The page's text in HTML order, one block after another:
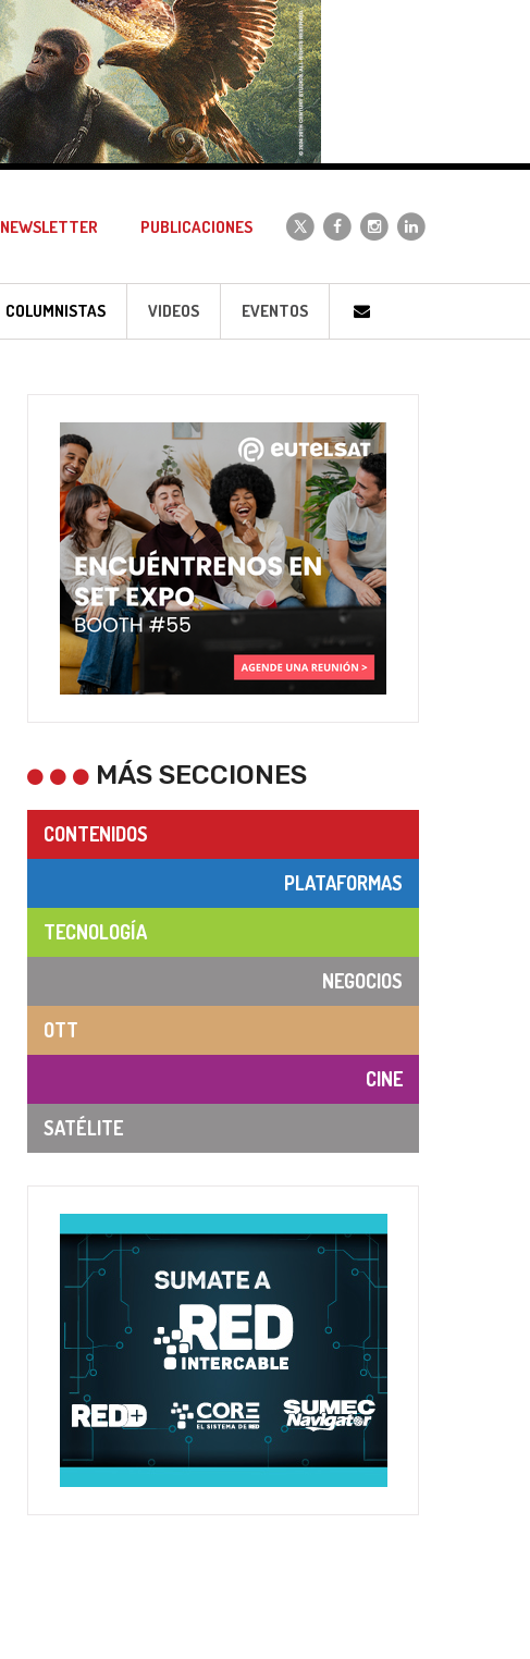
NEWSLETTER PUBLICACIONES
COLUMNISTAS VIDEOS EVENTOS
MÁS SECCIONES
CONTENIDOS
PLATAFORMAS
TECNOLOGÍA
NEGOCIOS
OTT
CINE
SATÉLITE